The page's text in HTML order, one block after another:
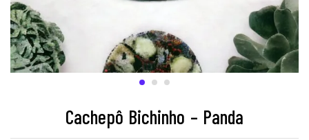
Cachepô Bichinho – Panda